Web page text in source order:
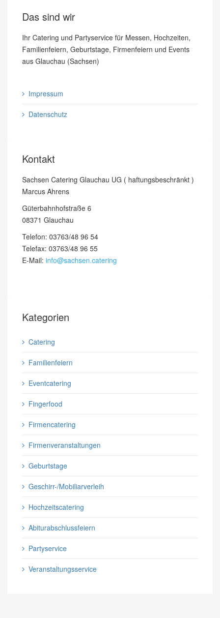
Das sind wir
Ihr Catering und Partyservice für Messen, Hochzeiten,
Familienfeiern, Geburtstage, Firmenfeiern und Events
aus Glauchau (Sachsen)
Impressum
Datenschutz
Kontakt
Sachsen Catering Glauchau UG ( haftungsbeschränkt )
Marcus Ahrens
Güterbahnhofstraße 6
08371 Glauchau
Telefon: 03763/48 96 54
Telefax: 03763/48 96 55
E-Mail: info@sachsen.catering
Kategorien
Catering
Familienfeiern
Eventcatering
Fingerfood
Firmencatering
Firmenveranstaltungen
Geburtstage
Geschirr-/Mobiliarverleih
Hochzeitscatering
Abiturabschlussfeiern
Partyservice
Veranstaltungsservice